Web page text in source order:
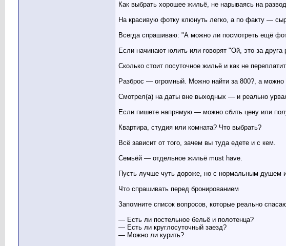
Как выбрать хорошее жильё, не нарываясь на развод
На красивую фотку клюнуть легко, а по факту —
Всегда спрашиваю: "А можно ли посмотреть ещё
Если начинают юлить или говорят "Ой, это за
Сколько стоит посуточное жильё и как не
Разброс — огромный. Можно найти за 800?, а можно
Смотрел(а) на даты вне выходных — и реально
Если пишете напрямую — можно сбить цену или
Квартира, студия или комната? Что выбрать?
Всё зависит от того, зачем вы туда едете и с кем.
Семьёй — отдельное жильё must have.
Пусть лучше чуть дороже, но с нормальным душем
Что спрашивать перед бронированием
Запомните список вопросов, которые реально
— Есть ли постельное бельё и полотенца?
— Есть ли круглосуточный заезд?
— Можно ли курить?